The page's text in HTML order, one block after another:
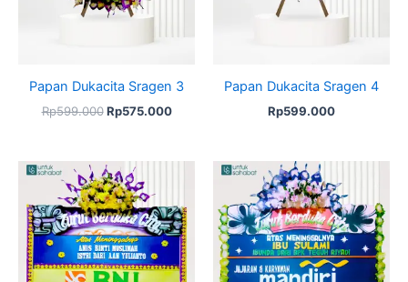
Papan Dukacita Sragen 3
Rp599.000 Rp575.000
Papan Dukacita Sragen 4
Rp599.000
Original
price
was:
Rp599.000.Rp575.000.